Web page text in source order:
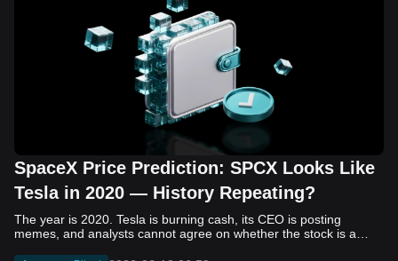
SpaceX Price Prediction: SPCX Looks Like
Tesla in 2020 — History Repeating?
The year is 2020. Tesla is burning cash, its CEO is posting memes, and analysts cannot agree on whether the stock is a generational opportunity or an elaborate joke. Now replace Tesla with SpaceX. Replace 2020 with 2026. The debate looks almost identical, and SPCX is set to hit the Nasdaq on June 12. The offering price is $135 per share. The implied valuation is $1.75 trillion. For anyone who watched Tesla run 700% that year, the pattern is hard to unsee. History does not repeat, but it rhymes often enough to pay attention. Before sizing into SPCX on day one, investors need to understand what actually drove Tesla's re-rating, whether SpaceX has the same ingredients, and where the comparison quietly falls apart. That is what this piece covers, with numbers. Five structural parallels that make SPCX feel like TSLA 2020. Five critical differences that could make trade painful. And the exact price levels and execution metrics will tell you whether this rocket clears the atmosphere or comes apart on ascent. Tesla in 2020 — The Flashback Every Investor Needs To understand the TSLA/SPCX parallel, you need to remember what Tesla actually looked like at the start of 2020. Not in hindsight. Through the eyes of a skeptic. Tesla, Inc. (TSLA) Price History Source: Yahoo Finance In January of that year, Tesla was trading at roughly $28 on a split-adjusted basis. The company had just barely posted its first full-year GAAP profit, capping nearly a decade of consecutive annual losses. Revenue was growing fast, but the valuation was already uncomfortable by any conventional measure. The price-to-earnings ratio peaked at 940x by Q4 2020, a number that triggered every value screen on the planet. The bear case was loud and well-reasoned. Tesla was a car company with car-company margins, going up against century-old manufacturers with far deeper pockets. The stock had already run hard. Every rational DCF model said it was overvalued. Then the narrative shifted. Not because of a single earnings beat or a product launch. The market collectively decided that Tesla was not a car company. It was a clean energy platform, a software business, a battery technology leader, and a self-driving AI play, all in one ticker. Once that frame took hold, traditional valuation metrics lost their grip as anchors. Retail investors piled in. Institutional funds that had stayed on the sidelines were forced to buy when Tesla was added to the SP 500 in December. The feedback loop closed hard and fast. By the end of 2020, the stock had risen 743% from its March lows, making it the largest company ever added to the index at the time of inclusion. The lesson is not that Tesla was cheap. It was not. The lesson is that Tesla's 2020 rally had almost nothing to do with fundamentals catching up to price. It was the market repricing the total addressable market and the probability of dominance. That distinction is the entire reason the SPCX conversation is worth having. The Parallel — Why SPCX Feels Like TSLA 2020 The similarities between SpaceX today and Tesla in 2020 are not superficial. They span five structural dimensions that matter to how markets re-rate a stock. The visionary founder effect: Tesla in 2020 was inseparable from Elon Musk. His vision, execution record, and ability to shape investor narratives were central to the thesis. SpaceX in 2026 is similar. Investors are not just buying a launch company; they are buying a vision of a multi-planetary future and a global communications network powered by Starlink. That founder premium is powerful, but it also creates key-person risk. Unprofitable on paper, but the underlying business is real: SpaceX’s headline GAAP losses may appear concerning, but adjusted EBITDA and Starlink’s profitability suggest the core business is already generating substantial economic value. Tesla investors who looked beyond reported losses before 2020 were ultimately rewarded. The question is whether SpaceX merits the same long-term patience. Dominant in a market that is just getting started: Tesla led the EV market just as adoption began accelerating. SpaceX occupies a similar position in the emerging space economy. Starlink has already achieved global scale, while Starship could dramatically lower launch costs if commercial operations mature, potentially reshaping the economics of the entire industry. A valuation that does not make sense on traditional metrics, and may not need to: SpaceX’s valuation appears extreme by conventional measures, much like Tesla’s did in 2020. Traditional valuation frameworks are not necessarily wrong, but when a company is creating a new category, they may fail to capture the scale of future opportunities. Retail conviction meets institutional hesitation: Tesla’s 2020 rally was fueled by strong retail demand and skepticism from many institutional investors. SpaceX could follow a similar path, with intense retail enthusiasm, cautious institutions, and potential future index inclusion creating demand that extends beyond near-term fundamentals. The Bull Case — If History Repeats If the Tesla 2020 parallel holds, what does the upside actually look like in numbers? Starlink's ceiling is much higher than $11.4 billion: Starlink still reaches only a fraction of its addressable market. With Starship enabling faster and cheaper satellite deployment, analysts project Starlink revenue could reach $30 to $50 billion annually by 2030. At a 40% operating margin, that implies $12 to $20 billion in operating profit from Starlink alone. Starship changes the economics of everything: If commercial Starship operations begin in the second half of 2026, the impact goes beyond lower launch costs. It could unlock new markets, accelerate satellite deployment, and reshape the economics of the entire launch industry. Even partial success would imply a much larger company than what traditional valuation models capture today. A Mars mission timeline becomes the narrative re-rating catalyst: Tesla’s re-rating happened when EV adoption moved from fringe to mainstream consensus. For SpaceX, the equivalent moment could come when a credible human Mars transit shifts from vision to scheduled mission. That would be less a financial event than a narrative event, and narrative events are what drive extreme re-ratings. The price target scenarios, modeled on Starlink growth and Starship commercialization, look like this: Scenario Implied Price by 2030 Basis Base Case $200 to $250 Starlink at $25B revenue, 35x EV/Revenue Bull Case $300 to $400 Starlink at $40B plus Starship commercial ops at scale Extreme Bull $500+ Full narrative re-rating plus index inclusion demand shock One more number worth sitting with: if SPCX mirrors Tesla’s exact 2020 to 2021 trajectory, a 700% move from the IPO price implies roughly $1,080 per share and a market cap above $14 trillion. That is not a price target. It is a thought experiment about maximum narrative compression when the market decides a company is no longer just a company, but a civilizational bet. The Bear Case — Where the Analogy Breaks Down The Tesla parallel is compelling, but incomplete. There are five places where the comparison breaks down, and ignoring them is how investors get hurt. SpaceX's biggest customer is the government: Tesla in 2020 was a consumer business with diversified demand from individual buyers. SpaceX is different. A meaningful share of revenue comes from NASA, the Department of Defense, and other government agencies. That makes SpaceX partly a defense and aerospace contractor, with budget, policy, and political risks Tesla never faced. You are buying the economics without the control: Public investors may participate in the upside, but Class A shares carry little meaningful voting power. Elon Musk retains strategic control. That may support the founder premium, but it also means shareholders have limited recourse if priorities shift, attention drifts, or decisions favor long-term missions over near-term profitability. Regulatory risk is structural, not episodic: Tesla faced regulatory scrutiny, but SpaceX depends on approvals for launches, environmental reviews, and commercial space operations. A major launch failure, extended FAA hold, or policy shift could delay Starship, slow Starlink deployment, and damage the growth narrative at the wrong time. The valuation math is genuinely difficult to defend: At a $1.75 trillion valuation, SpaceX is priced as if several major outcomes have already gone right: scaled Starship operations, massive Starlink growth, and a Mars-driven narrative premium. Reasonable base-case valuations sit far below the IPO price, meaning investors are effectively paying for the bull case upfront. The 2022 lesson exists and should not be dismissed: Tesla’s 2020 surge was followed by a brutal 2022 drawdown. The same retail conviction and founder premium that powered the rally became liabilities when sentiment turned. If SPCX follows the Tesla path, investors must account for both the euphoric upside and the volatility that may follow. The Tokenized Futures Signal — What Pre-Market Activity Is Telling Us Before SPCX officially trades on Nasdaq, there is already a market pricing it: the on-chain tokenized futures market on Bitget. Tokenized futures offer a live sentiment read: SPCXUSDT perpetual contracts have created real-time price discovery before the IPO. This matters because the participant base is retail-heavy, global, and conviction-driven, making it a useful signal traditional IPO indicators may miss. Positive funding suggests long-side enthusiasm: If funding rates remain persistently positive, traders are paying a premium to stay long. That points to strong retail conviction and limited short-side p